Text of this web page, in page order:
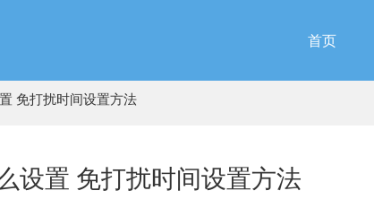
首页
免打扰时间设置方法
设置 免打扰时间设置方法